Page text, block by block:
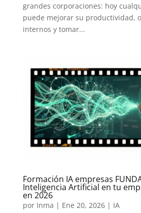
grandes corporaciones: hoy
puede mejorar su productividad,
internos y tomar...
Formación IA empresas
Inteligencia Artificial en tu
en 2026
por Inma | Ene 20, 2026| IA